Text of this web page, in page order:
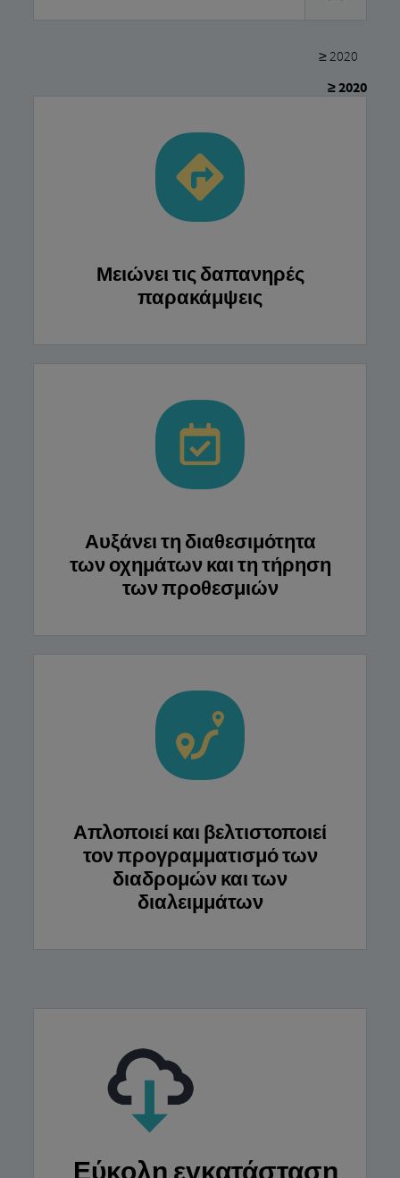
≥ 2020
≥ 2020
Μειώνει τις δαπανηρές
παρακάμψεις
Αυξάνει τη διαθεσιμότητα
των οχημάτων και τη τήρηση
των προθεσμιών
Απλοποιεί και βελτιστοποιεί
τον προγραμματισμό των
διαδρομών και των
διαλειμμάτων
Εύκολη εγκατάσταση